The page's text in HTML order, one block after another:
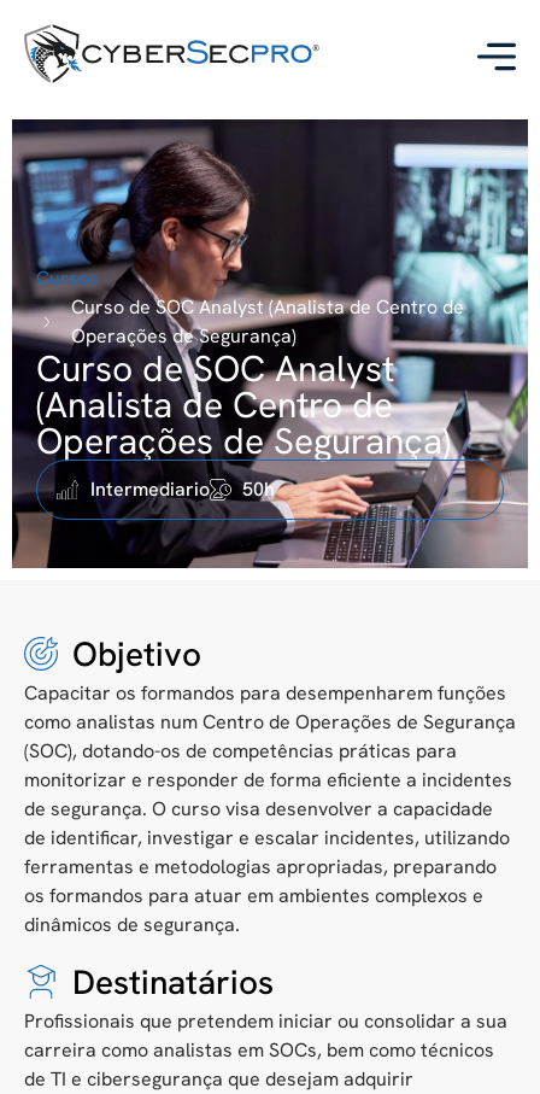
Cursos
Curso de SOC Analyst (Analista de Centro de
Operações de Segurança)
Curso de SOC Analyst
(Analista de Centro de
Operações de Segurança)
Intermediario 50h
Objetivo
Capacitar os formandos para desempenharem funções
como analistas num Centro de Operações de Segurança
(SOC), dotando-os de competências práticas para
monitorizar e responder de forma eficiente a incidentes
de segurança. O curso visa desenvolver a capacidade
de identificar, investigar e escalar incidentes, utilizando
ferramentas e metodologias apropriadas, preparando
os formandos para atuar em ambientes complexos e
dinâmicos de segurança.
Destinatários
Profissionais que pretendem iniciar ou consolidar a sua
carreira como analistas em SOCs, bem como técnicos
de TI e cibersegurança que desejam adquirir